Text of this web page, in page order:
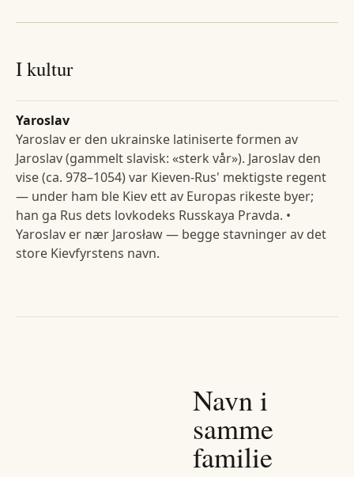
I kultur
Yaroslav
Yaroslav er den ukrainske latiniserte formen av
Jaroslav (gammelt slavisk: «sterk vår»). Jaroslav den
vise (ca. 978–1054) var Kieven-Rus' mektigste regent
— under ham ble Kiev ett av Europas rikeste byer;
han ga Rus dets lovkodeks Russkaya Pravda. •
Yaroslav er nær Jarosław — begge stavninger av det
store Kievfyrstens navn.
Navn i
samme
familie